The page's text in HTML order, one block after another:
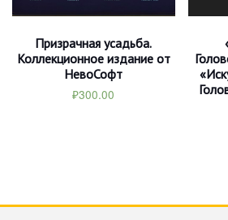
Призрачная усадьба.
Коллекционное издание от
НевоСофт
₽300.00